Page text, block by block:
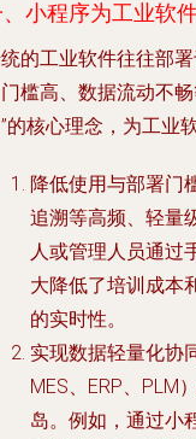
小程序为工业软
的工业软件往往部
槛高、数据流动不
的核心理念，为工业
降低使用与部署门
追溯等高频、轻量
人或管理人员通过
大降低了培训成本
的实时性。
实现数据轻量化协
MES、ERP、PLM
岛。例如，通过小